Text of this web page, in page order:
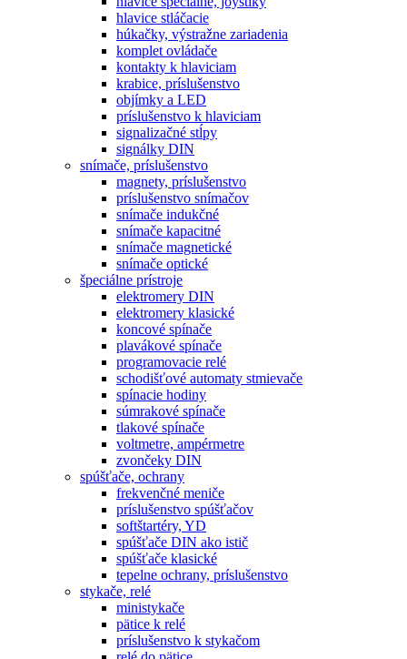
hlavice stláčacie
húkačky, výstražne zariadenia
komplet ovládače
kontakty k hlaviciam
krabice, príslušenstvo
objímky a LED
príslušenstvo k hlaviciam
signalizačné stĺpy
signálky DIN
snímače, príslušenstvo
magnety, príslušenstvo
príslušenstvo snímačov
snímače indukčné
snímače kapacitné
snímače magnetické
snímače optické
špeciálne prístroje
elektromery DIN
elektromery klasické
koncové spínače
plavákové spínače
programovacie relé
schodišťové automaty stmievače
spínacie hodiny
súmrakové spínače
tlakové spínače
voltmetre, ampérmetre
zvončeky DIN
spúšťače, ochrany
frekvenčné meniče
príslušenstvo spúšťačov
softštartéry, YD
spúšťače DIN ako istič
spúšťače klasické
tepelne ochrany, príslušenstvo
stykače, relé
ministykače
pätice k relé
príslušenstvo k stykačom